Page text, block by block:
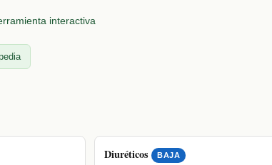
interactiva
Diuréticos BAJA